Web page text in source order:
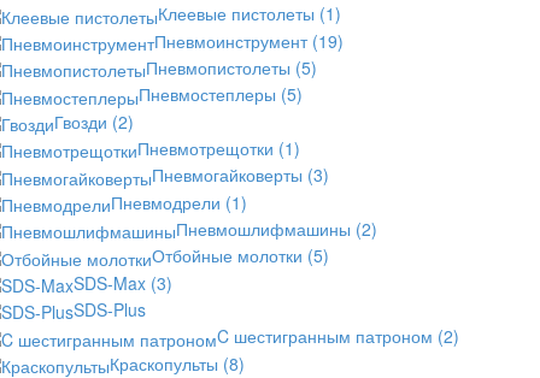
Клеевые пистолеты (1)
Пневмоинструмент (19)
Пневмопистолеты (5)
Пневмостеплеры (5)
Гвозди (2)
Пневмотрещотки (1)
Пневмогайковерты (3)
Пневмодрели (1)
Пневмошлифмашины (2)
Отбойные молотки (5)
SDS-Max (3)
SDS-Plus
C шестигранным патроном (2)
Краскопульты (8)